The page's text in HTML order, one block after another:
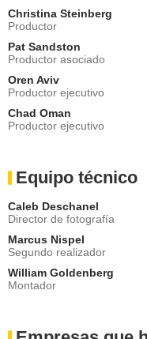
Christina Steinberg
Productor
Pat Sandston
Productor asociado
Oren Aviv
Productor ejecutivo
Chad Oman
Productor ejecutivo
Equipo técnico
Caleb Deschanel
Director de fotografía
Marcus Nispel
Segundo realizador
William Goldenberg
Montador